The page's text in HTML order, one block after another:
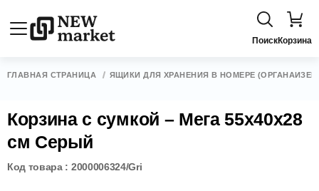
ПоискКорзина
ГЛАВНАЯ СТРАНИЦА ЯЩИКИ ДЛЯ ХРАНЕНИЯ В НОМЕРЕ
Корзина с сумкой – Мега 55x40x28
см Серый
Код товара : 2000006324/Gri